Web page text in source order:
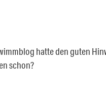
hatte den guten
schon?